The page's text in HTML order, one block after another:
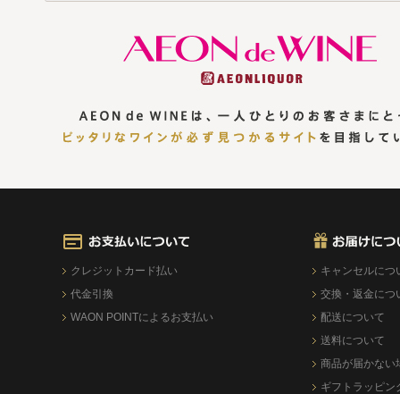
クレジットカード払い
代金引換
WAON POINTによるお支払い
キャンセルにつ
交換・返金につ
配送について
送料について
商品が届かない
ギフトラッピン